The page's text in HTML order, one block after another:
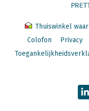
Thuiswinkel
Colofon
Privacy